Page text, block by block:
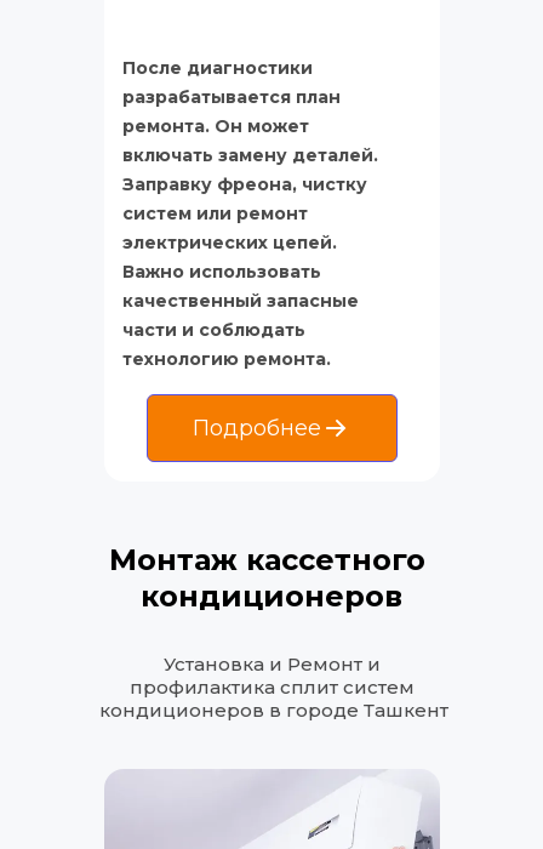
После диагностики
разрабатывается план
ремонта. Он может
включать замену деталей.
Заправку фреона, чистку
систем или ремонт
электрических цепей.
Важно использовать
качественный запасные
части и соблюдать
технологию ремонта.
Подробнее
Монтаж кассетного
кондиционеров
Установка и Ремонт и
профилактика сплит систем
кондиционеров в городе Ташкент